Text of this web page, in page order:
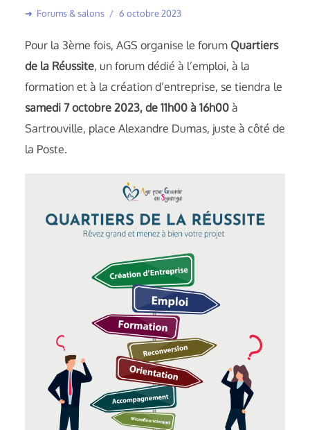
➜ Forums & salons 6 octobre 2023
Pour la 3ème fois, AGS organise le forum Quartiers
de la Réussite, un forum dédié à l’emploi, à la
formation et à la création d’entreprise, se tiendra le
samedi 7 octobre 2023, de 11h00 à 16h00à
Sartrouville, place Alexandre Dumas, juste à côté de
la Poste.